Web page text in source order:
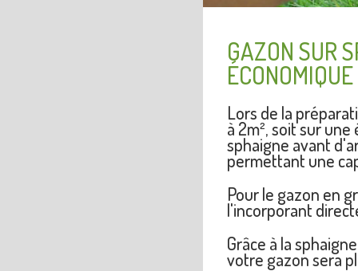
GAZON SUR
Lors de la
à 2m², soit sur
sphaigne avant
permettant une
Pour le gazon en
l'incorporant
Grâce à la
votre gazon sera